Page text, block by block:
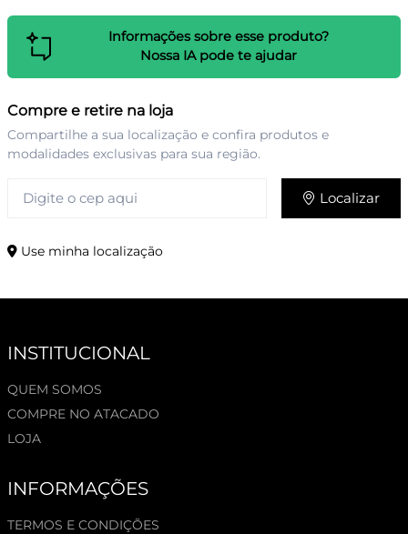
Informações sobre esse produto?
Nossa IA pode te ajudar
Compre e retire na loja
Compartilhe a sua localização e confira produtos e
modalidades exclusivas para sua região.
Localizar
Use minha localização
INSTITUCIONAL
QUEM SOMOS
COMPRE NO ATACADO
LOJA
INFORMAÇÕES
TERMOS E CONDIÇÕES